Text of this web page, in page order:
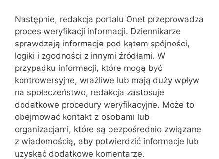
Następnie, redakcja portalu Onet przeprowadza
proces weryfikacji informacji. Dziennikarze
sprawdzają informacje pod kątem spójności,
logiki i zgodności z innymi źródłami. W
przypadku informacji, które mogą być
kontrowersyjne, wrażliwe lub mają duży wpływ
na społeczeństwo, redakcja zastosuje
dodatkowe procedury weryfikacyjne. Może to
obejmować kontakt z osobami lub
organizacjami, które są bezpośrednio związane
z wiadomością, aby potwierdzić informacje lub
uzyskać dodatkowe komentarze.